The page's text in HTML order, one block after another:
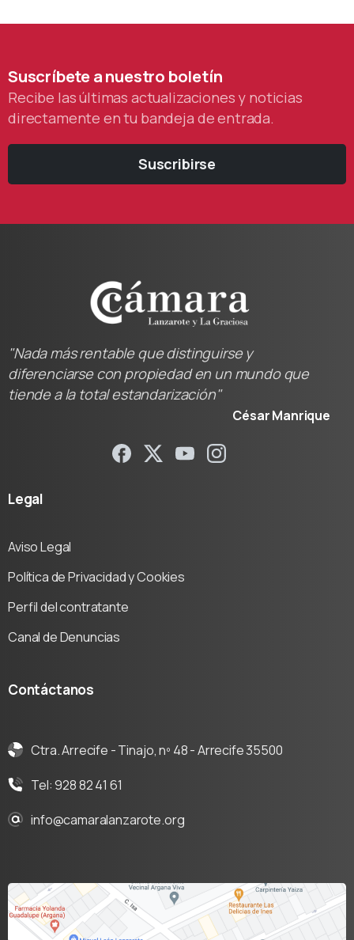
Suscríbeteanuestro boletín
Recibe las últimas actualizaciones y noticias
directamente en tu bandeja de entrada.
Suscribirse
"Nada más rentable que distinguirse y
diferenciarse con propiedad en un mundo que
tiende a la total estandarización"
César Manrique
Legal
Aviso Legal
Política de Privacidad y Cookies
Perfil del contratante
Canal de Denuncias
Contáctanos
Ctra. Arrecife - Tinajo, nº 48 - Arrecife 35500
Tel: 928 82 41 61
info@camaralanzarote.org